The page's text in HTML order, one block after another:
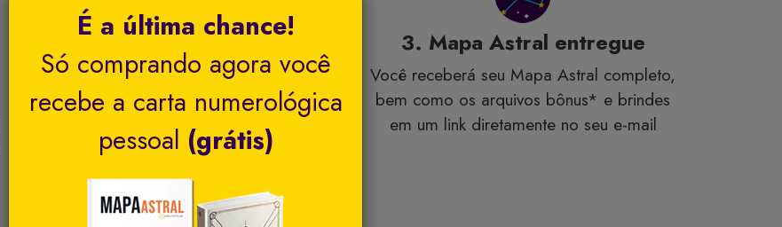
2. Faremos os cálculos e a
interpretação
Nossa equipe fará os calculos da sua
astrologia pessoal e tabulará seu mapa
astral e gráfico.
3. Mapa Astral entregue
Você receberá seu Mapa Astral completo,
bem como os arquivos bônus* e brindes
em um link diretamente no seu e-mail
É a última chance!
Só comprando agora você
recebe a carta numerológica
pessoal (grátis)